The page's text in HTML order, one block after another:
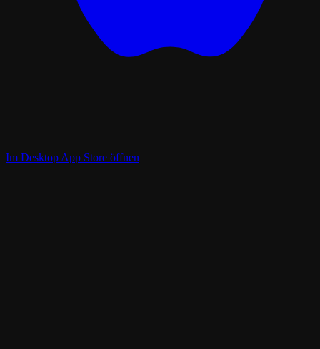
Im Desktop App Store öffnen